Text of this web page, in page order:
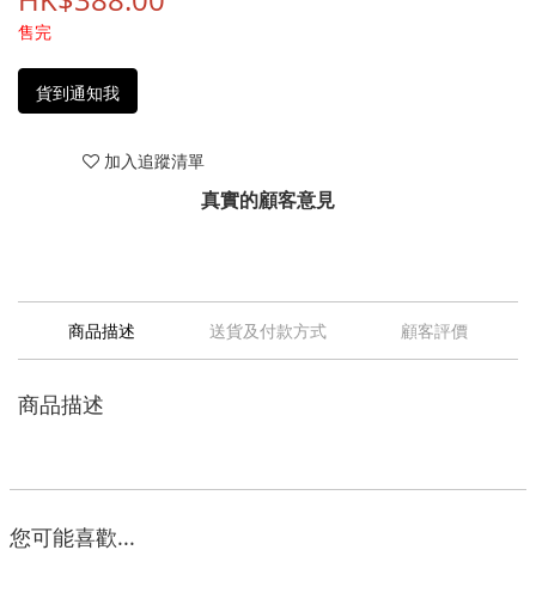
售完
貨到通知我
加入追蹤清單
真實的顧客意見
商品描述 送貨及付款方式 顧客評價
商品描述
您可能喜歡...